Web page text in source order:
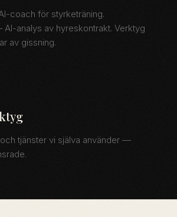
coach för styrketräning.
analys av hyreskontrakt. Verktyg
av gissning.
tjänster vi själva använder —